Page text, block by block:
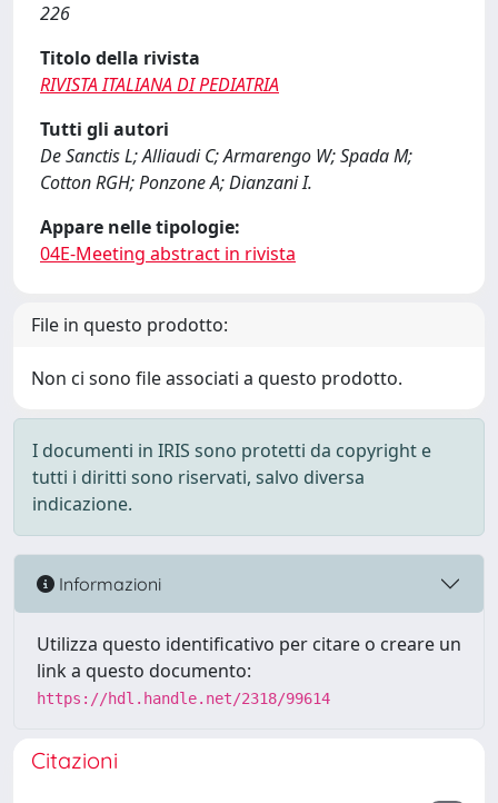
226
Titolo della rivista
RIVISTA ITALIANA DI PEDIATRIA
Tutti gli autori
De Sanctis L; Alliaudi C; Armarengo W; Spada M;
Cotton RGH; Ponzone A; Dianzani I.
Appare nelle tipologie:
04E-Meeting abstract in rivista
File in questo prodotto:
Non ci sono file associati a questo prodotto.
I documenti in IRIS sono protetti da copyright e
tutti i diritti sono riservati, salvo diversa
indicazione.
Informazioni
Utilizza questo identificativo per citare o creare un
link a questo documento:
https://hdl.handle.net/2318/99614
Citazioni